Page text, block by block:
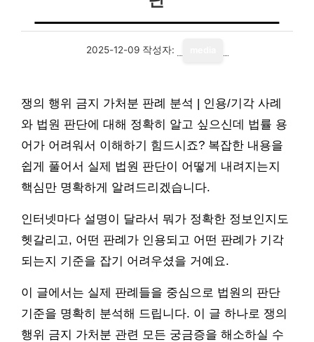
2025-12-09 작성자:
쟁의 행위 금지 가처분 판례 분석 | 인용/기각 사례
와 법원 판단에 대해 정확히 알고 싶으신데 법률 용
어가 어려워서 이해하기 힘드시죠? 복잡한 내용을
쉽게 풀어서 실제 법원 판단이 어떻게 내려지는지
핵심만 명확하게 알려드리겠습니다.
인터넷마다 설명이 달라서 뭐가 정확한 정보인지도
헷갈리고, 어떤 판례가 인용되고 어떤 판례가 기각
되는지 기준을 잡기 어려우셨을 거예요.
이 글에서는 실제 판례들을 중심으로 법원의 판단
기준을 명확히 분석해 드립니다. 이 글 하나로 쟁의
행위 금지 가처분 관련 모든 궁금증을 해소하실 수